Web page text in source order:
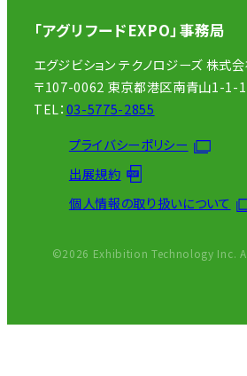
「アグリフードEXPO」事務局
エグジビション テクノロジーズ 株式
〒107-0062 東京都港区南青山1-1-
TEL：03-5775-2855
プライバシーポリシー
出展規約
個人情報の取り扱いについて
©2026 Exhibition Technology Inc.